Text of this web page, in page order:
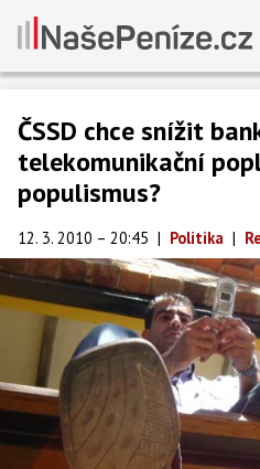
ČSSD chce snížit
telekomunikační
populismus?
12. 3. 2010 – 20:45 | Politika |